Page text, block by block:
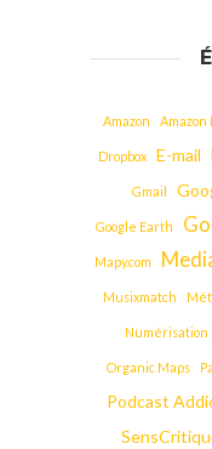
Amazon Amazon
Dropbox E-mail
Gmail
Google Earth
Mapy.com
Musixmatch
Numérisation
Organic Maps
Podcast